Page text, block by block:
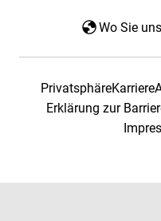
Wo Sie
PrivatsphäreKarriere
Erklärung zur